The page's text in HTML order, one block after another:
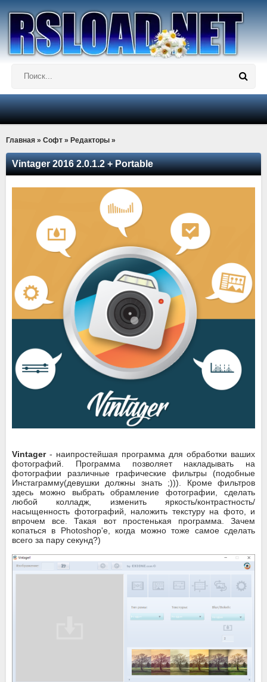
Главная » Софт » Редакторы »
Vintager 2016 2.0.1.2 + Portable
Vintager - наипростейшая программа для обработки ваших
фотографий. Программа позволяет накладывать на
фотографии различные графические фильтры (подобные
Инстаграмму(девушки должны знать ;))). Кроме фильтров
здесь можно выбрать обрамление фотографии, сделать
любой колладж, изменить яркость/контрастность/
насыщенность фотографий, наложить текстуру на фото, и
впрочем все. Такая вот простенькая программа. Зачем
копаться в Photoshop'е, когда можно тоже самое сделать
всего за пару секунд?)